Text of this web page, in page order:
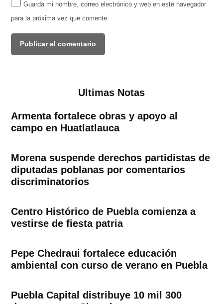
Guarda mi nombre, correo electrónico y web en este navegador
para la próxima vez que comente.
Ultimas Notas
Armenta fortalece obras y apoyo al
campo en Huatlatlauca
Morena suspende derechos partidistas de
diputadas poblanas por comentarios
discriminatorios
Centro Histórico de Puebla comienza a
vestirse de fiesta patria
Pepe Chedraui fortalece educación
ambiental con curso de verano en Puebla
Puebla Capital distribuye 10 mil 300